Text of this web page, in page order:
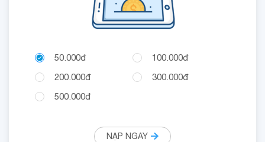
50.000đ
100.000đ
200.000đ
300.000đ
500.000đ
NẠP NGAY